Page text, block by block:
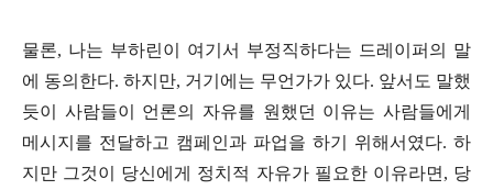
물론, 나는 부하린이 여기서 부정직하다는 드레이퍼의 말
에 동의한다. 하지만, 거기에는 무언가가 있다. 앞서도 말했
듯이 사람들이 언론의 자유를 원했던 이유는 사람들에게
메시지를 전달하고 캠페인과 파업을 하기 위해서였다. 하
지만 그것이 당신에게 정치적 자유가 필요한 이유라면 , 당